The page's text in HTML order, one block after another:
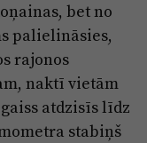
bet no
palielināsies,
rajonos
naktī vietām
atdzisīs līdz
stabiņš